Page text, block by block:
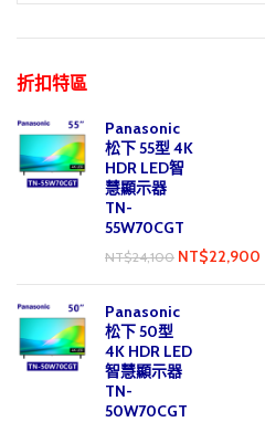
折扣特區
Panasonic
松下 55型 4K
HDR LED智
慧顯示器
TN-
55W70CGT
NT$24,100 NT$22,900
Panasonic
松下 50型
4K HDR LED
智慧顯示器
TN-
50W70CGT